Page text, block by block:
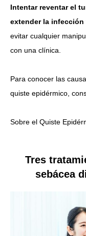
Intentar reventar el
extender la infección
evitar cualquier
con una clínica.
Para conocer las
quiste epidérmico,
Sobre el Quiste
Tres
sebácea